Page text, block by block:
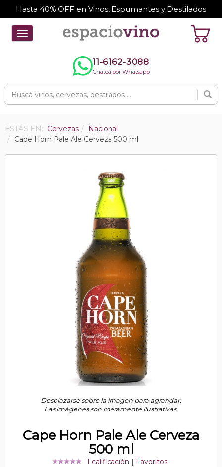
Hasta 40% OFF en Vinos, Espumantes y Destilados
Toggle
navigation
11-6162-3088
Chateá por Whatsapp
ESTÁS EN: Cervezas
Nacional
Cape Horn Pale Ale Cerveza 500 ml
Desplazarse sobre la imagen para agrandar.
Las imágenes son meramente ilustrativas.
Cape Horn Pale Ale Cerveza
500 ml
1 calificación Favoritos